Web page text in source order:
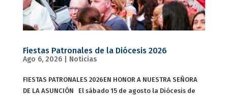
Fiestas Patronales de la Diócesis 2026
Ago 6, 2026| Noticias
FIESTAS PATRONALES 2026EN HONOR A NUESTRA SEÑORA
DE LA ASUNCIÓN El sábado 15 de agosto la Diócesis de